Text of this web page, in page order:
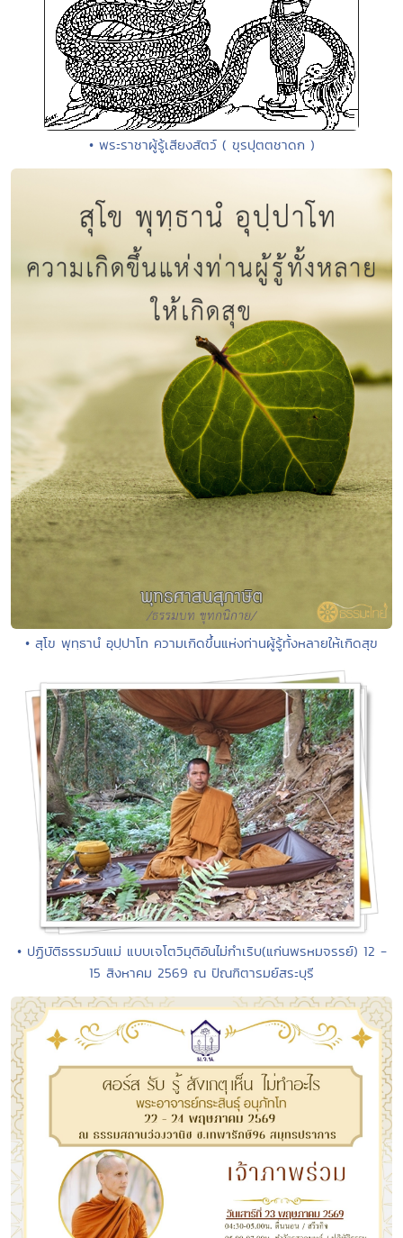
• พระราชาผู้รู้เสียงสัตว์ ( ขุรปุตตชาดก )
• สุโข พุทฺธานํ อุปฺปาโท ความเกิดขึ้นแห่งท่านผู้รู้ทั้งหลายให้เกิดสุข
• ปฏิบัติธรรมวันแม่ แบบเจโตวิมุติอันไม่กำเริบ(แก่นพรหมจรรย์) 12 -
15 สิงหาคม 2569 ณ ปัณฑิตารมย์สระบุรี